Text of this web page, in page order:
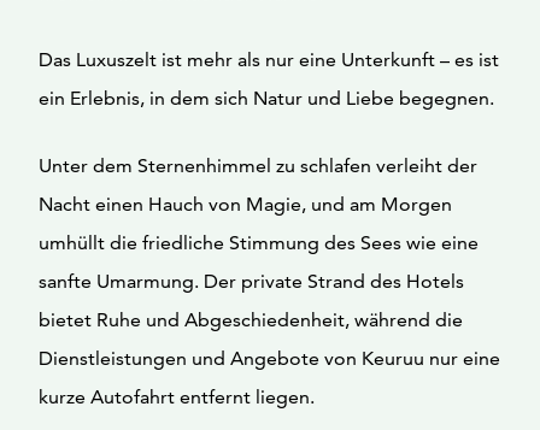
Das Luxuszelt ist mehr als nur eine Unterkunft – es ist
ein Erlebnis, in dem sich Natur und Liebe begegnen.
Unter dem Sternenhimmel zu schlafen verleiht der
Nacht einen Hauch von Magie, und am Morgen
umhüllt die friedliche Stimmung des Sees wie eine
sanfte Umarmung. Der private Strand des Hotels
bietet Ruhe und Abgeschiedenheit, während die
Dienstleistungen und Angebote von Keuruu nur eine
kurze Autofahrt entfernt liegen.